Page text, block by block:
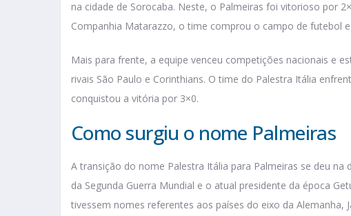
na cidade de Sorocaba. Neste, o Palmeiras foi vitorioso por
Companhia Matarazzo, o time comprou o campo de futebol
Mais para frente, a equipe venceu competições nacionais e
rivais São Paulo e Corinthians. O time do Palestra Itália
conquistou a vitória por 3×0.
Como surgiu o nome Palmeiras
A transição do nome Palestra Itália para Palmeiras se deu
da Segunda Guerra Mundial e o atual presidente da época
tivessem nomes referentes aos países do eixo da Alemanha,